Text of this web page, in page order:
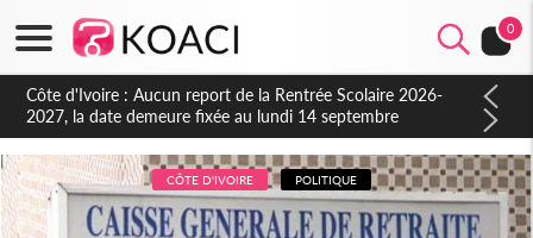
0
Côte d'Ivoire : Indépendance à Blahou, le sous-préfet : « La
fête nous invite à mesurer le chemin parcouru et à renouveler
notre engagement collectif en faveur du développement »
CÔTE D'IVOIRE POLITIQUE